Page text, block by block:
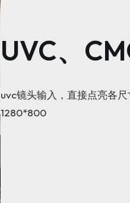
UVC、
uvc镜头输入，直接点亮各
1280*800